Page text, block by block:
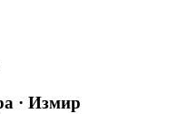
· Измир